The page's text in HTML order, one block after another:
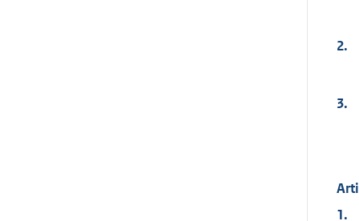
2.
3.
1.